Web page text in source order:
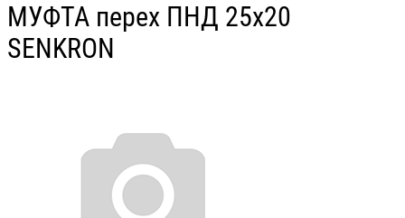
МУФТА перех ПНД 25х20
SENKRON